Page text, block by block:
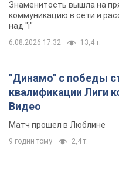
TOP NEWS